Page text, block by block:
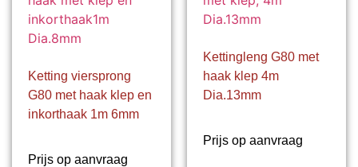
Ketting viersprong
G80 met haak klep en
inkorthaak 1m 6mm
Prijs op aanvraag
Kettingleng G80 met
haak klep 4m
Dia.13mm
Prijs op aanvraag